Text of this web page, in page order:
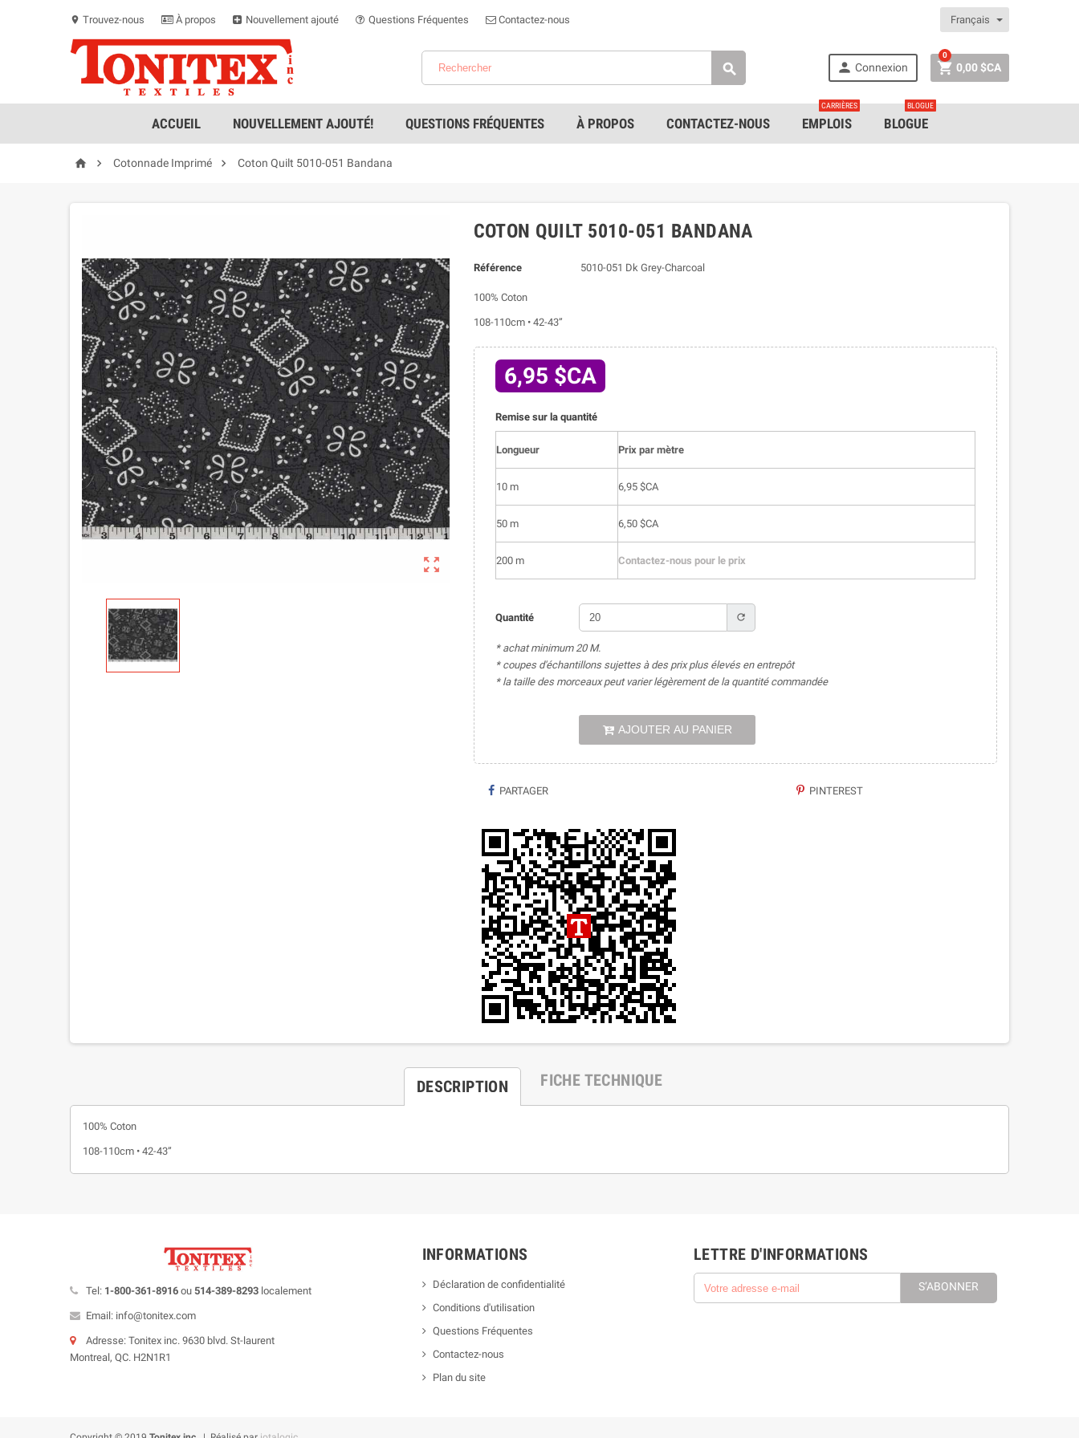
location_on Trouvez-nous À propos Nouvellement ajouté Questions Fréquentes Contactez-nous Français
  Connexion  0,00 $CA
0
ACCUEIL NOUVELLEMENT AJOUTÉ! QUESTIONS FRÉQUENTES À PROPOS CONTACTEZ-NOUS EMPLOIS
CARRIÈRES
BLOGUE
BLOGUE
  Cotonnade Imprimé  Coton Quilt 5010-051 Bandana

COTON QUILT 5010-051 BANDANA
Référence 5010-051 Dk Grey-Charcoal
100% Coton
108-110cm • 42-43”
6,95 $CA
Remise sur la quantité
Longueur Prix par mètre
10 m 6,95 $CA
50 m 6,50 $CA
200 m Contactez-nous pour le prix
Quantité refresh
* achat minimum 20 M.
* coupes d'échantillons sujettes à des prix plus élevés en entrepôt
* la taille des morceaux peut varier légèrement de la quantité commandée
AJOUTER AU PANIER
PARTAGER PINTEREST
DESCRIPTION FICHE TECHNIQUE
100% Coton
108-110cm • 42-43”
Tel: 1-800-361-8916 ou 514-389-8293 localement
Email: info@tonitex.com
Adresse: Tonitex inc. 9630 blvd. St-laurent
Montreal, QC. H2N1R1
INFORMATIONS
Déclaration de confidentialité
Conditions d'utilisation
Questions Fréquentes
Contactez-nous
Plan du site
LETTRE D'INFORMATIONS
S’ABONNER